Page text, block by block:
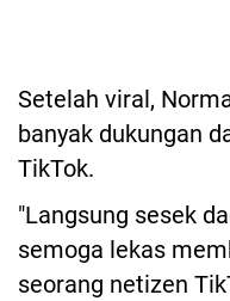
Setelah viral,
banyak dukungan
TikTok.
"Langsung sesek
semoga lekas
seorang netizen